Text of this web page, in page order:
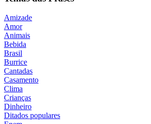
Amizade
Amor
Animais
Bebida
Brasil
Burrice
Cantadas
Casamento
Clima
Crianças
Dinheiro
Ditados populares